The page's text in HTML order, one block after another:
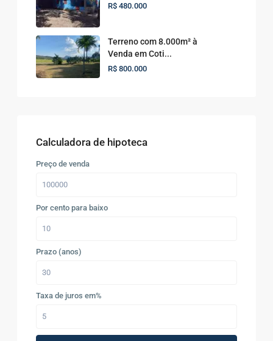
R$ 480.000
Terreno com 8.000m² à
Venda em Coti...
R$ 800.000
Calculadora de hipoteca
Preço de venda
Por cento para baixo
Prazo (anos)
Taxa de juros em%